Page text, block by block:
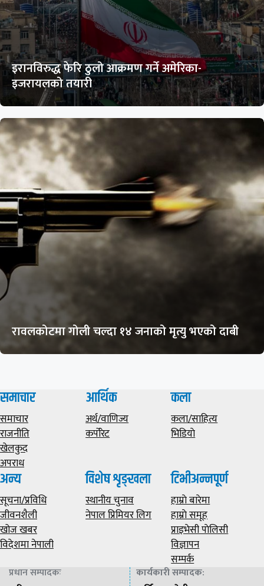
इरानविरुद्ध फेरि ठुलो आक्रमण गर्ने अमेरिका-
इजरायलको तयारी
रावलकोटमा गोली चल्दा १४ जनाको मृत्यु भएको दाबी
समाचार
समाचार
राजनीति
खेलकुद
अपराध
आर्थिक
अर्थ/वाणिज्य
कर्पोरेट
कला
कला/साहित्य
भिडियाे
अन्य
सूचना/प्रविधि
जीवनशैली
खोज खबर
विदेशमा नेपाली
विशेष शृङ्खला
स्थानीय चुनाव
नेपाल प्रिमियर लिग
टिभीअन्नपूर्ण
हाम्राे बारेमा
हाम्राे समूह
प्राइभेसी पाेलिसी
विज्ञापन
सम्पर्क
प्रधान सम्पादकः कार्यकारी सम्पादक: